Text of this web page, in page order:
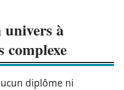
à
complexe
diplôme ni